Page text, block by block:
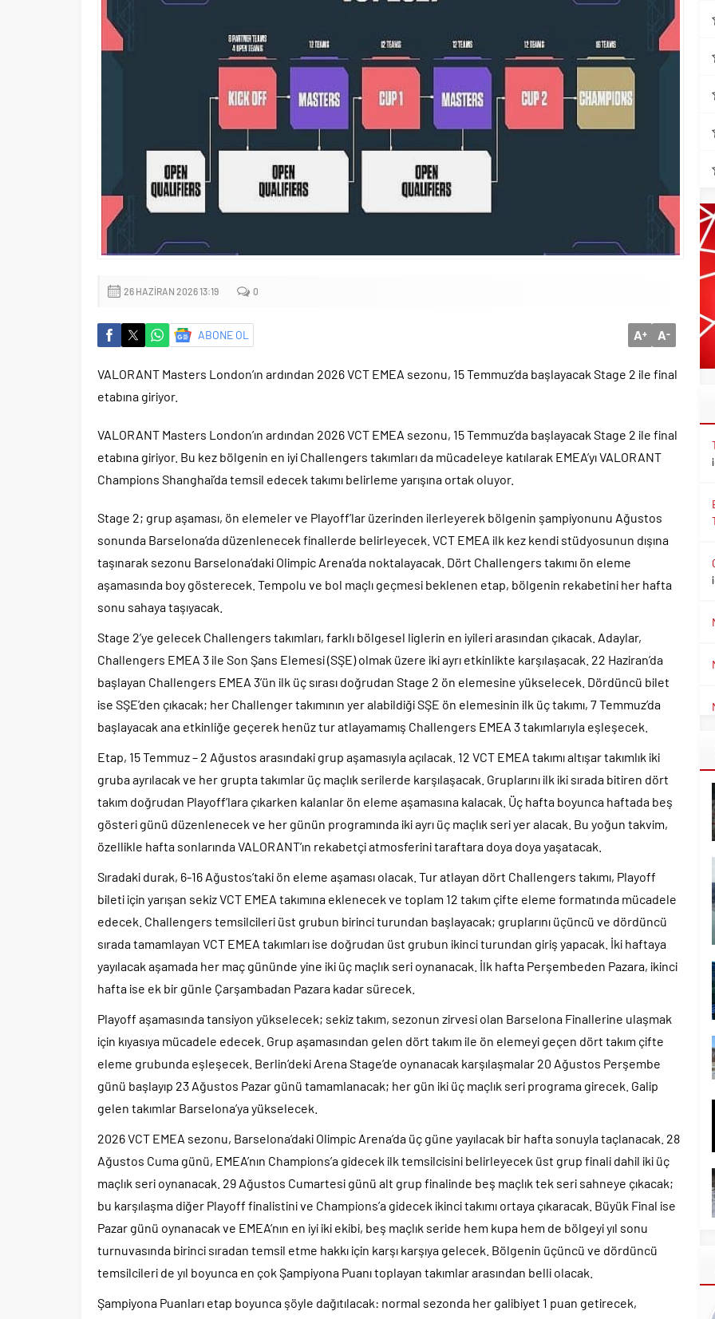
26 HAZIRAN 2026 13:19 0
ABONE OL A+ A-
VALORANT Masters London’ın ardından 2026 VCT EMEA sezonu, 15 Temmuz’da başlayacak Stage 2 ile final
etabına giriyor.
VALORANT Masters London’ın ardından 2026 VCT EMEA sezonu, 15 Temmuz’da başlayacak Stage 2 ile final
etabına giriyor. Bu kez bölgenin en iyi Challengers takımları da mücadeleye katılarak EMEA’yı VALORANT
Champions Shanghai’da temsil edecek takımı belirleme yarışına ortak oluyor.
Stage 2; grup aşaması, ön elemeler ve Playoff’lar üzerinden ilerleyerek bölgenin şampiyonunu Ağustos
sonunda Barselona’da düzenlenecek finallerde belirleyecek. VCT EMEA ilk kez kendi stüdyosunun dışına
taşınarak sezonu Barselona’daki Olimpic Arena’da noktalayacak. Dört Challengers takımı ön eleme
aşamasında boy gösterecek. Tempolu ve bol maçlı geçmesi beklenen etap, bölgenin rekabetini her hafta
sonu sahaya taşıyacak.
Stage 2’ye gelecek Challengers takımları, farklı bölgesel liglerin en iyileri arasından çıkacak. Adaylar,
Challengers EMEA 3 ile Son Şans Elemesi (SŞE) olmak üzere iki ayrı etkinlikte karşılaşacak. 22 Haziran’da
başlayan Challengers EMEA 3’ün ilk üç sırası doğrudan Stage 2 ön elemesine yükselecek. Dördüncü bilet
ise SŞE’den çıkacak; her Challenger takımının yer alabildiği SŞE ön elemesinin ilk üç takımı, 7 Temmuz’da
başlayacak ana etkinliğe geçerek henüz tur atlayamamış Challengers EMEA 3 takımlarıyla eşleşecek.
Etap, 15 Temmuz – 2 Ağustos arasındaki grup aşamasıyla açılacak. 12 VCT EMEA takımı altışar takımlık iki
gruba ayrılacak ve her grupta takımlar üç maçlık serilerde karşılaşacak. Gruplarını ilk iki sırada bitiren dört
takım doğrudan Playoff’lara çıkarken kalanlar ön eleme aşamasına kalacak. Üç hafta boyunca haftada beş
gösteri günü düzenlenecek ve her günün programında iki ayrı üç maçlık seri yer alacak. Bu yoğun takvim,
özellikle hafta sonlarında VALORANT’ın rekabetçi atmosferini taraftara doya doya yaşatacak.
Sıradaki durak, 6-16 Ağustos’taki ön eleme aşaması olacak. Tur atlayan dört Challengers takımı, Playoff
bileti için yarışan sekiz VCT EMEA takımına eklenecek ve toplam 12 takım çifte eleme formatında mücadele
edecek. Challengers temsilcileri üst grubun birinci turundan başlayacak; gruplarını üçüncü ve dördüncü
sırada tamamlayan VCT EMEA takımları ise doğrudan üst grubun ikinci turundan giriş yapacak. İki haftaya
yayılacak aşamada her maç gününde yine iki üç maçlık seri oynanacak. İlk hafta Perşembeden Pazara, ikinci
hafta ise ek bir günle Çarşambadan Pazara kadar sürecek.
Playoff aşamasında tansiyon yükselecek; sekiz takım, sezonun zirvesi olan Barselona Finallerine ulaşmak
için kıyasıya mücadele edecek. Grup aşamasından gelen dört takım ile ön elemeyi geçen dört takım çifte
eleme grubunda eşleşecek. Berlin’deki Arena Stage’de oynanacak karşılaşmalar 20 Ağustos Perşembe
günü başlayıp 23 Ağustos Pazar günü tamamlanacak; her gün iki üç maçlık seri programa girecek. Galip
gelen takımlar Barselona’ya yükselecek.
2026 VCT EMEA sezonu, Barselona’daki Olimpic Arena’da üç güne yayılacak bir hafta sonuyla taçlanacak. 28
Ağustos Cuma günü, EMEA’nın Champions’a gidecek ilk temsilcisini belirleyecek üst grup finali dahil iki üç
maçlık seri oynanacak. 29 Ağustos Cumartesi günü alt grup finalinde beş maçlık tek seri sahneye çıkacak;
bu karşılaşma diğer Playoff finalistini ve Champions’a gidecek ikinci takımı ortaya çıkaracak. Büyük Final ise
Pazar günü oynanacak ve EMEA’nın en iyi iki ekibi, beş maçlık seride hem kupa hem de bölgeyi yıl sonu
turnuvasında birinci sıradan temsil etme hakkı için karşı karşıya gelecek. Bölgenin üçüncü ve dördüncü
temsilcileri de yıl boyunca en çok Şampiyona Puanı toplayan takımlar arasından belli olacak.
Şampiyona Puanları etap boyunca şöyle dağıtılacak: normal sezonda her galibiyet 1 puan getirecek,